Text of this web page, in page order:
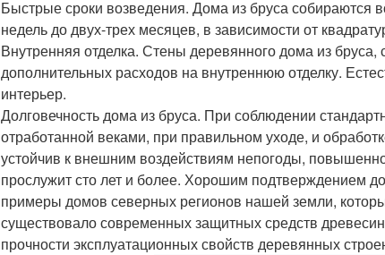
Быстрые сроки возведения. Дома из бруса собираются
недель до двух-трех месяцев, в зависимости от
Внутренняя отделка. Стены деревянного дома из
дополнительных расходов на внутреннюю отделку.
интерьер.
Долговечность дома из бруса. При соблюдении
отработанной веками, при правильном уходе, и
устойчив к внешним воздействиям непогоды,
прослужит сто лет и более. Хорошим подтверждением
примеры домов северных регионов нашей земли,
существовало современных защитных средств
прочности эксплуатационных свойств деревянных